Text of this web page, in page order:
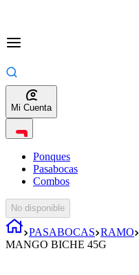
Mi Cuenta
Ponques
Pasabocas
Combos
No disponible
PASABOCAS RAMO
MANGO BICHE 45G